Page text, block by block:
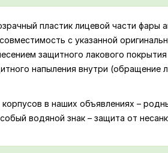
пластик лицевой части фары
с указанной
защитного лакового
напыления внутри
корпусов в наших объявлениях –
водяной знак – защита от